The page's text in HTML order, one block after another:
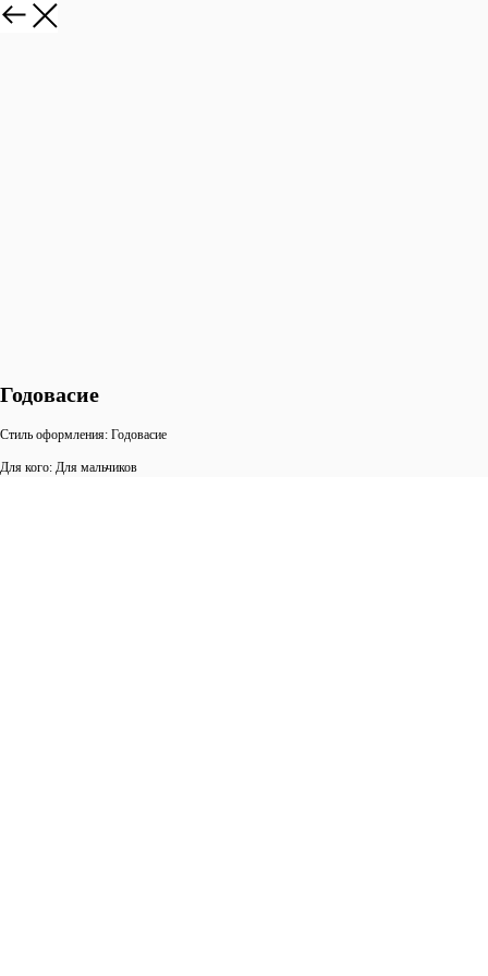
Годовасие
Стиль оформления: Годовасие
Для кого: Для мальчиков